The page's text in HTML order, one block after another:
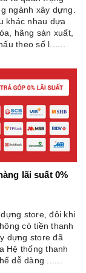
ngành xây dựng.
khác nhau dựa
hãng sản xuất,
theo số l......
lãi suất 0%
store, đôi khi
có tiền thanh
dựng store đã
Hệ thống thanh
dễ dàng ......